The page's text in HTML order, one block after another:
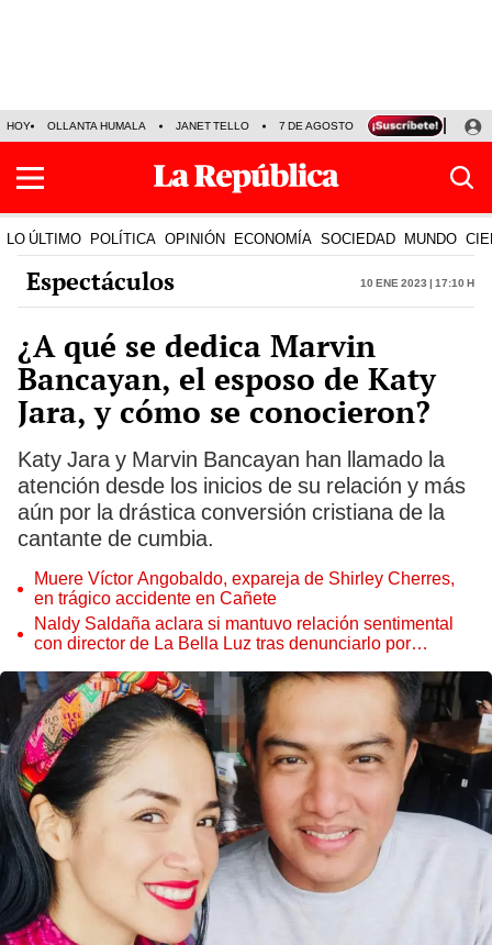
HOY OLLANTA HUMALA JANET TELLO 7 DE AGOSTO TINKA RESULTADOS
LO ÚLTIMO POLÍTICA OPINIÓN ECONOMÍA SOCIEDAD MUNDO
Espectáculos 10 Ene 2023 | 17:10 h
¿A qué se dedica Marvin
Bancayan, el esposo de Katy
Jara, y cómo se conocieron?
Katy Jara y Marvin Bancayan han llamado la
atención desde los inicios de su relación y más
aún por la drástica conversión cristiana de la
cantante de cumbia.
Muere Víctor Angobaldo, expareja de Shirley Cherres,
en trágico accidente en Cañete
Naldy Saldaña aclara si mantuvo relación sentimental
con director de La Bella Luz tras denunciarlo por